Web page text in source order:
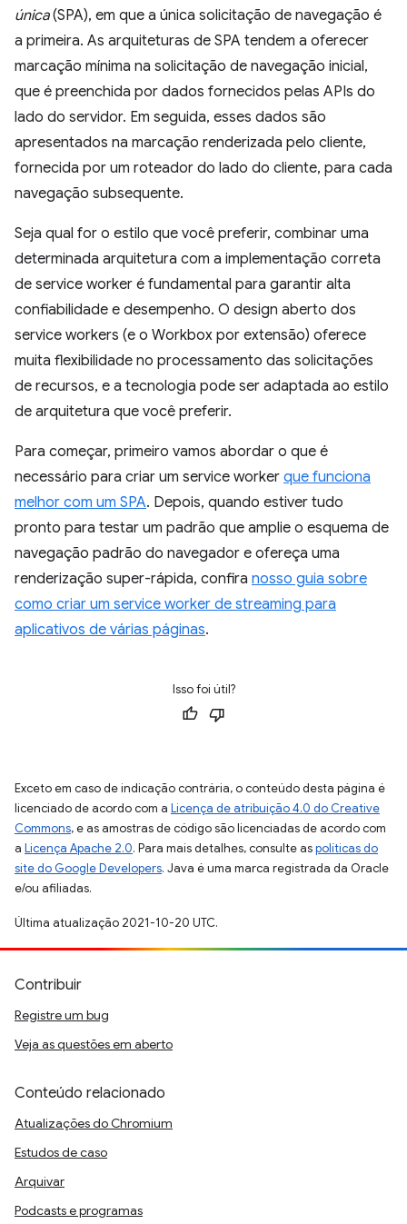
única(SPA), em que a única solicitação de navegação é
a primeira. As arquiteturas de SPA tendem a oferecer
marcação mínima na solicitação de navegação inicial,
que é preenchida por dados fornecidos pelas APIs do
lado do servidor. Em seguida, esses dados são
apresentados na marcação renderizada pelo cliente,
fornecida por um roteador do lado do cliente, para cada
navegação subsequente.
Seja qual for o estilo que você preferir, combinar uma
determinada arquitetura com a implementação correta
de service worker é fundamental para garantir alta
confiabilidade e desempenho. O design aberto dos
service workers (e o Workbox por extensão) oferece
muita flexibilidade no processamento das solicitações
de recursos, e a tecnologia pode ser adaptada ao estilo
de arquitetura que você preferir.
Para começar, primeiro vamos abordar o que é
necessário para criar um service worker que funciona
melhor com um SPA. Depois, quando estiver tudo
pronto para testar um padrão que amplie o esquema de
navegação padrão do navegador e ofereça uma
renderização super-rápida, confira nosso guia sobre
como criar um service worker de streaming para
aplicativos de várias páginas.
Isso foi útil?
Exceto em caso de indicação contrária, o conteúdo desta página é
licenciado de acordo com a Licença de atribuição 4.0 do Creative
Commons, e as amostras de código são licenciadas de acordo com
a Licença Apache 2.0. Para mais detalhes, consulte aspolíticas do
site do Google Developers. Java é uma marca registrada da Oracle
e/ou afiliadas.
Última atualização 2021-10-20 UTC.
Contribuir
Registre um bug
Veja as questões em aberto
Conteúdo relacionado
Atualizações do Chromium
Estudos de caso
Arquivar
Podcasts e programas